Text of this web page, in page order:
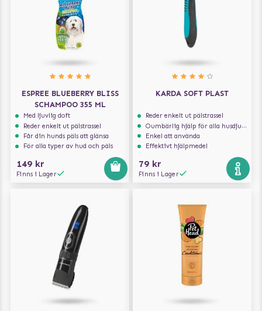
ESPREE BLUEBERRY BLISS
SCHAMPOO 355 ML
Med ljuvlig doft
Reder enkelt ut pälstrassel
Får din hunds päls att glänsa
För alla typer av hud och päls
149 kr
Finns i Lager
KARDA SOFT PLAST
Reder enkelt ut pälstrassel
Oumbärlig hjälp för alla husdjursägare
Enkel att använda
Effektivt hjälpmedel
79 kr
Finns i Lager